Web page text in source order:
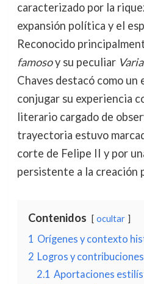
caracterizado por la
expansión política y el
Reconocido
famosoy su peculiar
Chaves destacó como un
conjugar su experiencia
literario cargado de
trayectoria estuvo
corte de Felipe II y por
persistente a la creación
Contenidos ocultar
1 Orígenes y contexto
2 Logros y contribuciones
2.1 Aportaciones